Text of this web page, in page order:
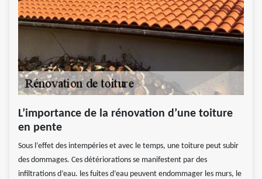
L’importance de la rénovation d’une toiture
en pente
Sous l’effet des intempéries et avec le temps, une toiture peut subir
des dommages. Ces détériorations se manifestent par des
infiltrations d’eau. les fuites d’eau peuvent endommager les murs, le